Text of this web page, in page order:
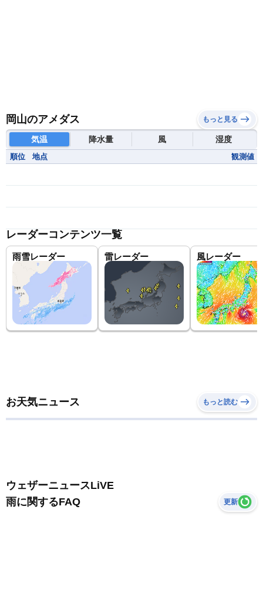
岡山のアメダス もっと見る
気温 降水量 風 湿度
順位 地点 観測値
レーダーコンテンツ一覧
雨雪レーダー 雷レーダー 風レーダー
お天気ニュース もっと読む
ウェザーニュースLiVE
雨に関するFAQ
更新